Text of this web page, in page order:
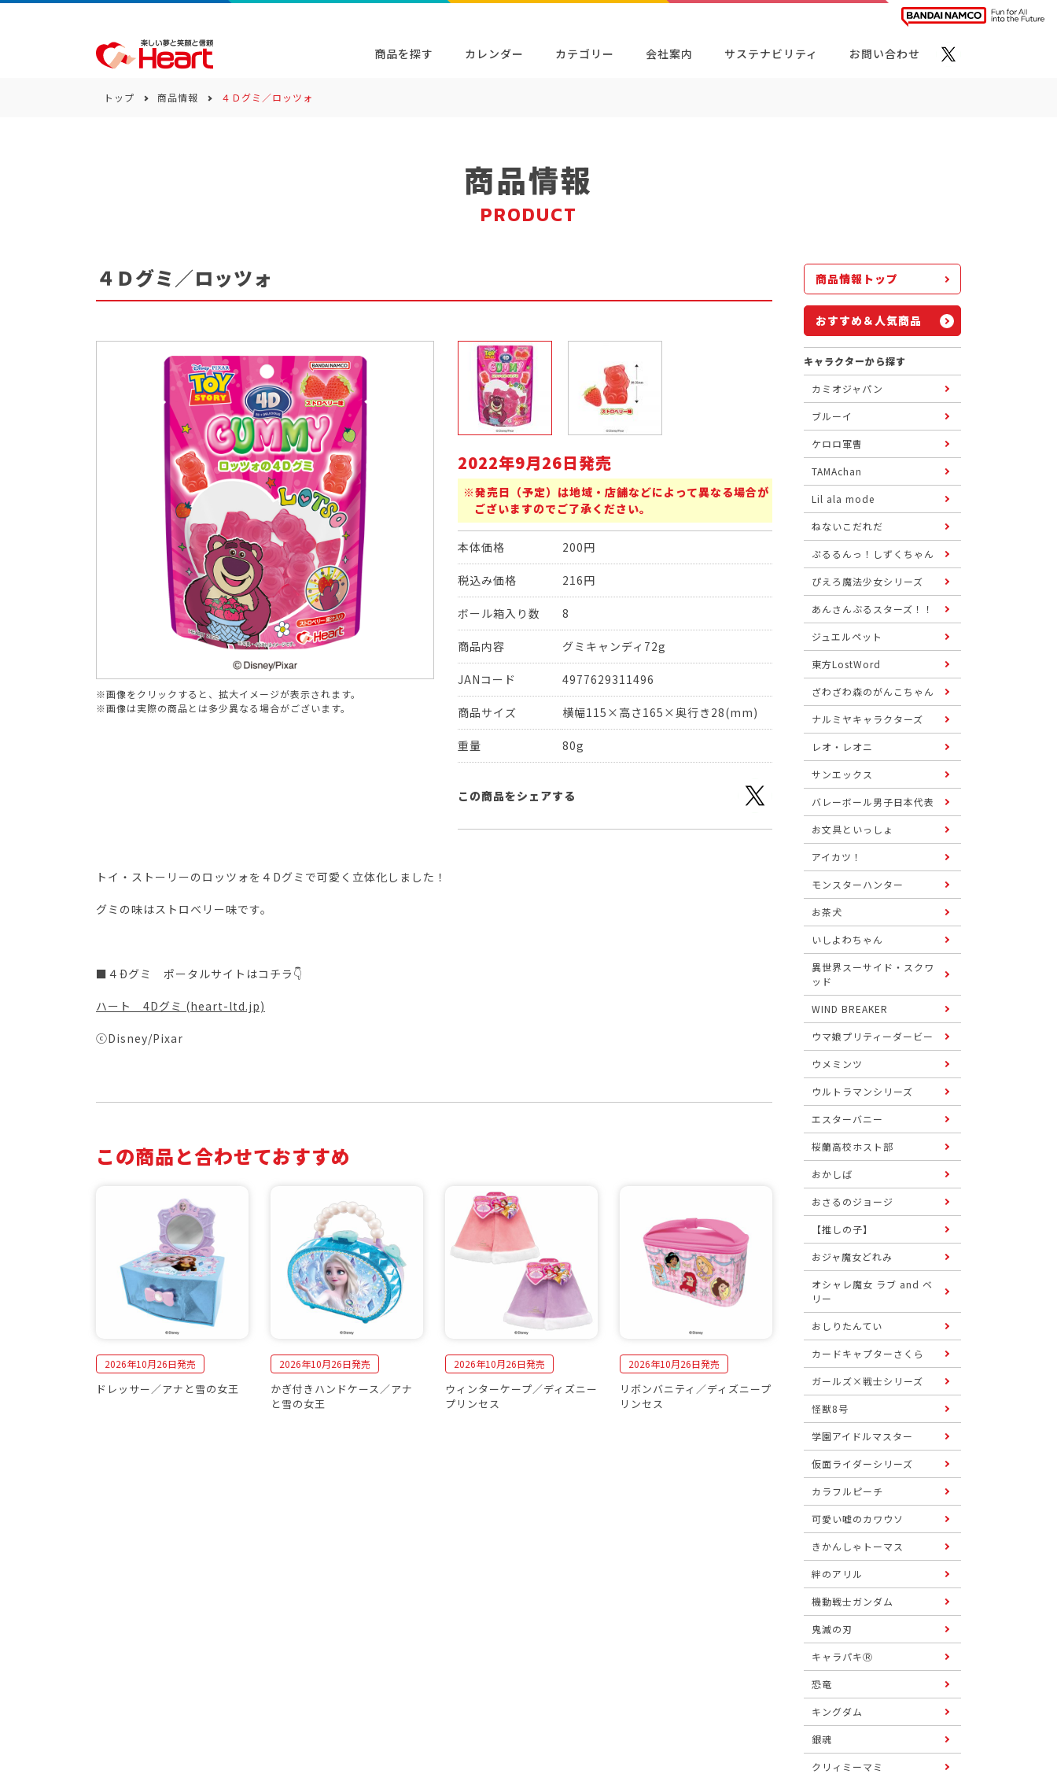
商品を探す
商品一覧 キーワード検索
カレンダー カテゴリー
カテゴリー
会社案内 サステナビリティ お問い合わせ
トップ 商品情報 ４Ｄグミ／ロッツォ
商品情報
PRODUCT
４Ｄグミ／ロッツォ
※画像をクリックすると、拡大イメージが表示されます。
※画像は実際の商品とは多少異なる場合がございます。
2022年9月26日発売
※発売日（予定）は地域・店舗などによって異なる場合が
ございますのでご了承ください。
本体価格 200円
税込み価格 216円
ボール箱入り数 8
商品内容 グミキャンディ72g
JANコード 4977629311496
商品サイズ 横幅115×高さ165×奥行き28(mm)
重量 80g
この商品をシェアする
トイ・ストーリーのロッツォを４Dグミで可愛く立体化しました！
グミの味はストロベリー味です。
■４Ðグミ ポータルサイトはコチラ👇
ハート 4Dグミ (heart-ltd.jp)
ⓒDisney/Pixar
この商品と合わせておすすめ
2026年10月26日発売
ドレッサー／アナと雪の女王
2026年10月26日発売
かぎ付きハンドケース／アナ
と雪の女王
2026年10月26日発売
ウィンターケープ／ディズニー
プリンセス
2026年10月26日発売
リボンバニティ／ディズニープ
リンセス
商品情報トップ
おすすめ＆人気商品
キャラクターから探す
カミオジャパン
ブルーイ
ケロロ軍曹
TAMAchan
Lil ala mode
ねないこだれだ
ぷるるんっ！しずくちゃん
ぴえろ魔法少女シリーズ
あんさんぶるスターズ！！
ジュエルペット
東方LostWord
ざわざわ森のがんこちゃん
ナルミヤキャラクターズ
レオ・レオニ
サンエックス
バレーボール男子日本代表
お文具といっしょ
アイカツ！
モンスターハンター
お茶犬
いしよわちゃん
異世界スーサイド・スクワ
ッド
WIND BREAKER
ウマ娘プリティーダービー
ウメミンツ
ウルトラマンシリーズ
エスターバニー
桜蘭高校ホスト部
おかしば
おさるのジョージ
【推しの子】
おジャ魔女どれみ
オシャレ魔女 ラブ and ベ
リー
おしりたんてい
カードキャプターさくら
ガールズ×戦士シリーズ
怪獣8号
学園アイドルマスター
仮面ライダーシリーズ
カラフルピーチ
可愛い嘘のカワウソ
きかんしゃトーマス
絆のアリル
機動戦士ガンダム
鬼滅の刃
キャラパキⓇ
恐竜
キングダム
銀魂
クリィミーマミ